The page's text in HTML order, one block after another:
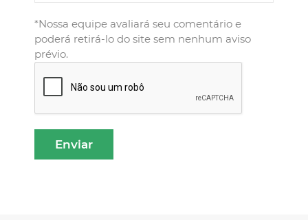
*Nossa equipe avaliará seu comentário e
poderá retirá-lo do site sem nenhum aviso
prévio.